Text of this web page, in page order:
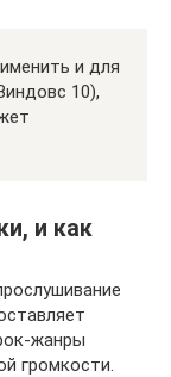
и для
10),
и как
жанры
громкости.